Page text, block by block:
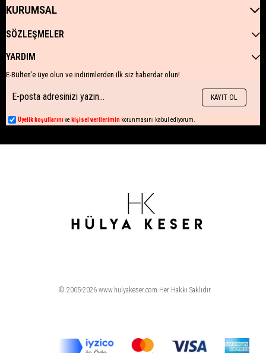
KURUMSAL
SÖZLEŞMELER
YARDIM
E-Bülten'e üye olun ve indirimlerden ilk siz haberdar olun!
KAYIT OL
Üyelik koşullarını ve kişisel verilerimin korunmasını kabul ediyorum.
© 2005-2026 www.hulyakeser.com Her Hakkı Saklıdır.